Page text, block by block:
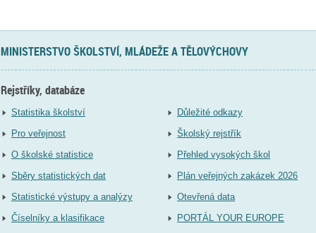
MINISTERSTVO ŠKOLSTVÍ, MLÁDEŽE A TĚLOVÝCHOVY
Rejstříky, databáze
Statistika školství
Pro veřejnost
O školské statistice
Sběry statistických dat
Statistické výstupy a analýzy
Číselníky a klasifikace
Důležité odkazy
Školský rejstřík
Přehled vysokých škol
Plán veřejných zakázek 2026
Otevřená data
PORTÁL YOUR EUROPE